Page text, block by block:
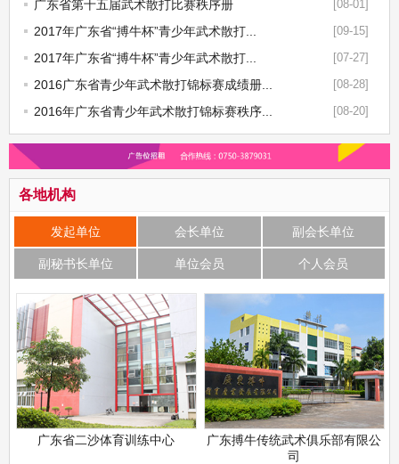
[08-01]
广东省第十五届武术散打比赛秩序册
[09-15]
2017年广东省“搏牛杯”青少年武术散打...
[07-27]
2017年广东省“搏牛杯”青少年武术散打...
[08-28]
2016广东省青少年武术散打锦标赛成绩册...
[08-20]
2016年广东省青少年武术散打锦标赛秩序...
各地机构
发起单位 会长单位 副会长单位
副秘书长单位 单位会员 个人会员
广东省二沙体育训练中心
广东搏牛传统武术俱乐部有限公
司